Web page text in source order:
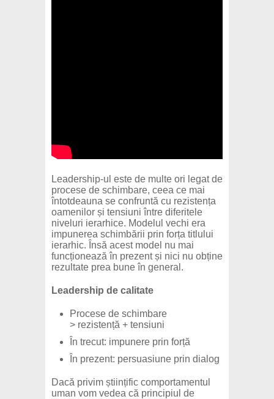
Leadership-ul este de multe ori legat de
procese de schimbare, ceea ce mai
întotdeauna se confruntă cu rezistența
oamenilor și tensiuni între diferitele
niveluri ierarhice. Modelul vechi era
impunerea schimbării prin forța titlului
ierarhic. Însă acest model nu mai
funcționează în prezent și nici nu obține
rezultate prea bune în general.
Leadership de calitate
Procese de schimbare
> rezistență + tensiuni
În trecut: impunere prin forță
În prezent: persuasiune prin dialog
Dacă privim științific comportamentul
uman vom vedea că principiul de